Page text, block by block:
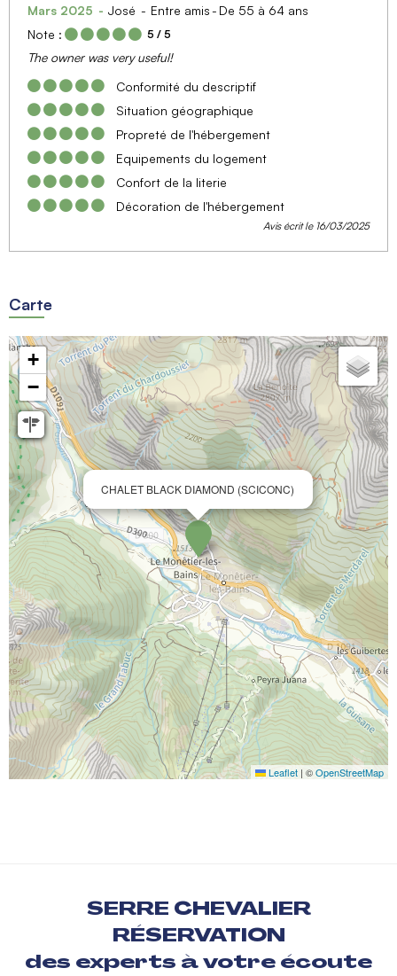
Mars 2025 José Entre amis
De 55 à 64 ans
Note :
5 / 5
The owner was very useful!
Conformité du descriptif
Situation géographique
Propreté de l'hébergement
Equipements du logement
Confort de la literie
Décoration de l'hébergement
Avis écrit le 16/03/2025
Carte
CHALET BLACK DIAMOND (SCICONC)
+
−
Leaflet | ©OpenStreetMap
SERRE CHEVALIER
RÉSERVATION
des experts à votre écoute